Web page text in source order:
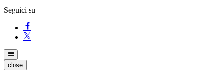
Seguici su
close